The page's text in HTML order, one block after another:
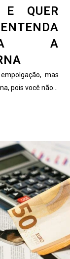
E QUER
A
mas
pois você não...